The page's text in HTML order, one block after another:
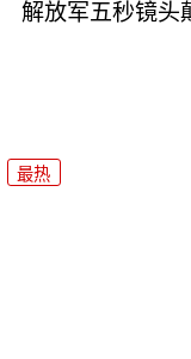
解放军五秒镜头
最热